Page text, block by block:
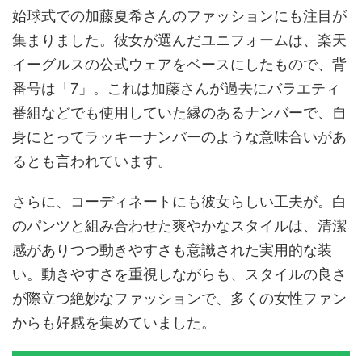
始球式での加藤夏希さんのファッションにも注目が
集まりました。彼女が選んだユニフォームは、楽天
イーグルスの公式ウェアをベースにしたもので、背
番号は「7」。これは加藤さんが過去にバラエティ
番組などでも使用していた縁のあるナンバーで、自
身にとってラッキーナンバーのような意味合いがあ
るとも言われています。
さらに、コーディネートにも彼女らしい工夫が。白
のパンツと組み合わせた爽やかなスタイルは、清潔
感がありつつ動きやすさも意識された実用的な装
い。動きやすさを重視しながらも、スタイルの良さ
が際立つ絶妙なファッションで、多くの女性ファン
からも好感を集めていました。